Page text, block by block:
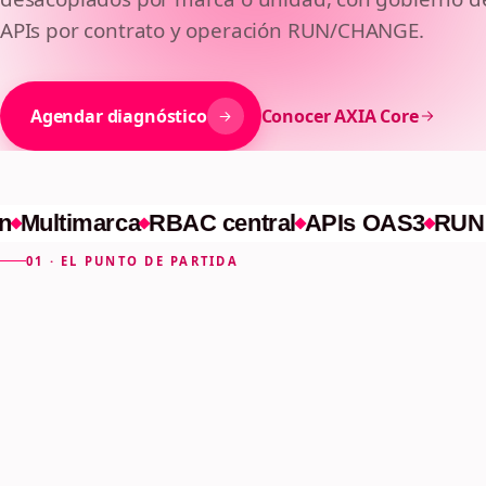
múltiples
unidades, con
evolución
APIs por contrato y operación RUN/CHANGE.
Agendar diagnóstico Conocer AXIA Core
RBAC central APIs OAS3 RUN /
01 · EL PUNTO DE PARTIDA